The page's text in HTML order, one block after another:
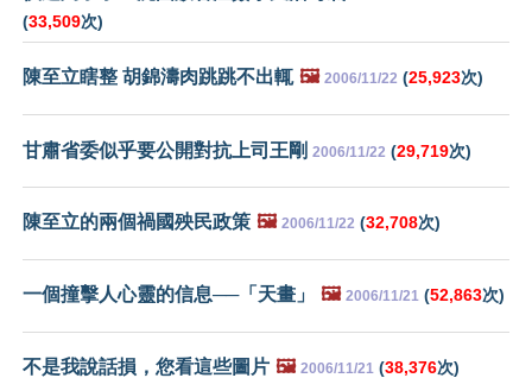
(33,509次)
陳至立瞎整 胡錦濤肉跳跳不出輒 🖼️ 2006/11/22 (25,923次)
甘肅省委似乎要公開對抗上司王剛 2006/11/22 (29,719次)
陳至立的兩個禍國殃民政策 🖼️ 2006/11/22 (32,708次)
一個撞擊人心靈的信息──「天畫」 🖼️ 2006/11/21 (52,863次)
不是我說話損，您看這些圖片 🖼️ 2006/11/21 (38,376次)